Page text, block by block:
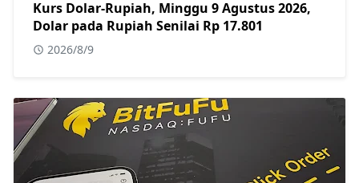
Kurs Dolar-Rupiah, Minggu 9 Agustus 2026,
Dolar pada Rupiah Senilai Rp 17.801
2026/8/9